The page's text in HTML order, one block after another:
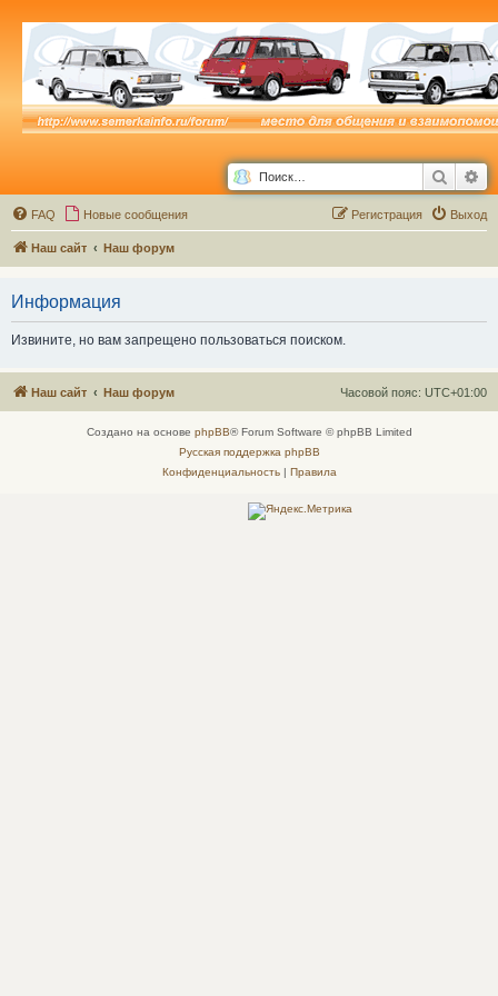
Поиск
FAQ Новые сообщения Выход
Регистрация
Наш сайт Наш форум
Информация
Извините, но вам запрещено пользоваться поиском.
Наш сайт Наш форум Часовой пояс: UTC+01:00
Создано на основе phpBB® Forum Software © phpBB Limited
Русская поддержка phpBB
Конфиденциальность| Правила